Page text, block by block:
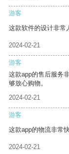
游客
这款软件的设计非常
2024-02-21
游客
这款app的售后服务
够放心购物。
2024-02-21
游客
这款app的物流非常
2024-02-21